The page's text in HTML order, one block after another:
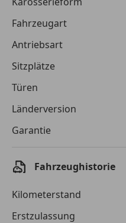
Laufzeit
Kreditbetrag
Zu zahlender
Gesamtbetrag
Einberechnete Gebühren
Effektivzinsatz
von der von Ihnen gewählten
Fahrzeugart
Antriebsart
Sitzplätze
Türen
Länderversion
Garantie
Fahrzeughistorie
Kilometerstand
Erstzulassung